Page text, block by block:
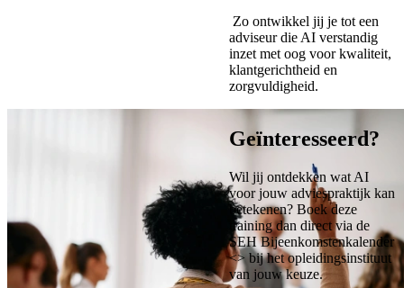
Zo ontwikkel jij je tot een
adviseur die AI verstandig
inzet met oog voor kwaliteit,
klantgerichtheid en
zorgvuldigheid.
Geïnteresseerd?
Wil jij ontdekken wat AI
voor jouw adviespraktijk kan
betekenen? Boek deze
training dan direct via de
SEH Bijeenkomstenkalender
<> bij het opleidingsinstituut
van jouw keuze.